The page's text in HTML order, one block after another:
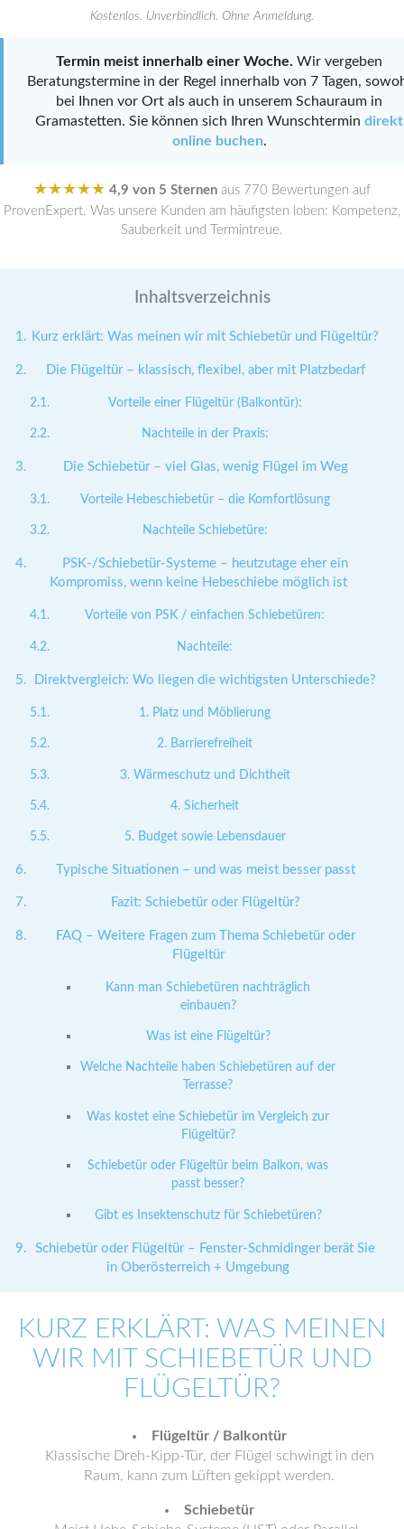
Kostenlos. Unverbindlich. Ohne Anmeldung.
Termin meist innerhalb einer Woche. Wir vergeben
Beratungstermine in der Regel innerhalb von 7 Tagen,
bei Ihnen vor Ort als auch in unserem Schauraum in
Gramastetten. Sie können sich Ihren Wunschtermin direkt
online buchen.
★★★★★ 4,9 von 5 Sternen aus 770 Bewertungen auf
ProvenExpert. Was unsere Kunden am häufigsten loben: Kompetenz,
Sauberkeit und Termintreue.
Inhaltsverzeichnis
Kurz erklärt: Was meinen wir mit Schiebetür und Flügeltür?
Die Flügeltür – klassisch, flexibel, aber mit Platzbedarf
Vorteile einer Flügeltür (Balkontür):
Nachteile in der Praxis:
Die Schiebetür – viel Glas, wenig Flügel im Weg
Vorteile Hebeschiebetür – die Komfortlösung
Nachteile Schiebetüre:
PSK-/Schiebetür-Systeme – heutzutage eher ein
Kompromiss, wenn keine Hebeschiebe möglich ist
Vorteile von PSK / einfachen Schiebetüren:
Nachteile:
Direktvergleich: Wo liegen die wichtigsten Unterschiede?
1. Platz und Möblierung
2. Barrierefreiheit
3. Wärmeschutz und Dichtheit
4. Sicherheit
5. Budget sowie Lebensdauer
Typische Situationen – und was meist besser passt
Fazit: Schiebetür oder Flügeltür?
FAQ – Weitere Fragen zum Thema Schiebetür oder
Flügeltür
Kann man Schiebetüren nachträglich
einbauen?
Was ist eine Flügeltür?
Welche Nachteile haben Schiebetüren auf der
Terrasse?
Was kostet eine Schiebetür im Vergleich zur
Flügeltür?
Schiebetür oder Flügeltür beim Balkon, was
passt besser?
Gibt es Insektenschutz für Schiebetüren?
Schiebetür oder Flügeltür – Fenster-Schmidinger berät Sie
in Oberösterreich + Umgebung
KURZ ERKLÄRT: WAS MEINEN
WIR MIT SCHIEBETÜR UND
FLÜGELTÜR?
Flügeltür / Balkontür
Klassische Dreh-Kipp-Tür, der Flügel schwingt in den
Raum, kann zum Lüften gekippt werden.
Schiebetür